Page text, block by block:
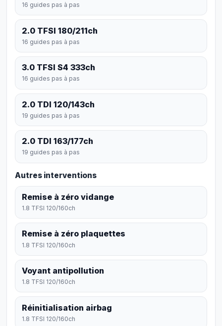
16 guides pas à pas
2.0 TFSI 180/211ch
16 guides pas à pas
3.0 TFSI S4 333ch
16 guides pas à pas
2.0 TDI 120/143ch
19 guides pas à pas
2.0 TDI 163/177ch
19 guides pas à pas
Autres interventions
Remise à zéro vidange
1.8 TFSI 120/160ch
Remise à zéro plaquettes
1.8 TFSI 120/160ch
Voyant antipollution
1.8 TFSI 120/160ch
Réinitialisation airbag
1.8 TFSI 120/160ch